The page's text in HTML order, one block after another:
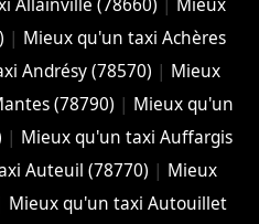
Allainville (78660)
Mieux
| Mieux qu'un taxi Achères
Andrésy (78570) | Mieux
(78790) | Mieux qu'un
| Mieux qu'un taxi Auffargis
Auteuil (78770) | Mieux
Mieux qu'un taxi Autouillet